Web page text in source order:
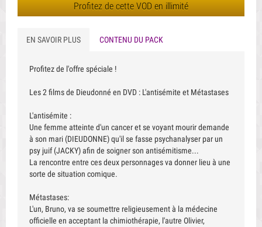
Profitez de cette VOD en illimité
EN SAVOIR PLUS CONTENU DU PACK
Profitez de l'offre spéciale !
Les 2 films de Dieudonné en DVD : L'antisémite et Métastases
L'antisémite :
Une femme atteinte d'un cancer et se voyant mourir demande
à son mari (DIEUDONNE) qu'il se fasse psychanalyser par un
psy juif (JACKY) afin de soigner son antisémitisme...
La rencontre entre ces deux personnages va donner lieu à une
sorte de situation comique.
Métastases:
L'un, Bruno, va se soumettre religieusement à la médecine
officielle en acceptant la chimiothérapie, l'autre Olivier,